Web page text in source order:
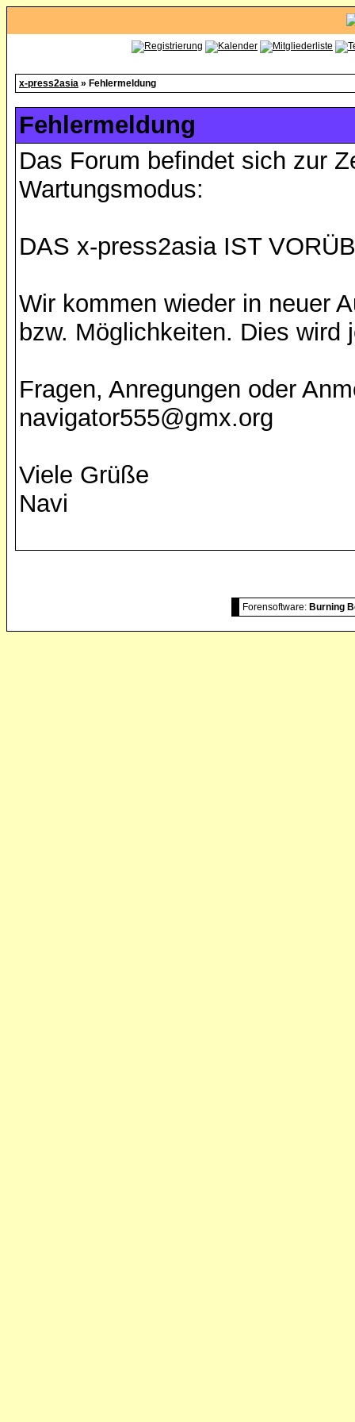
x-press2asia » Fehlermeldung
Fehlermeldung
Das Forum befindet sich zur
Wartungsmodus:
DAS x-press2asia IST
Wir kommen wieder in neuer
bzw. Möglichkeiten. Dies
Fragen, Anregungen oder
navigator555@gmx.org
Viele Grüße
Navi
Forensoftware: Burning